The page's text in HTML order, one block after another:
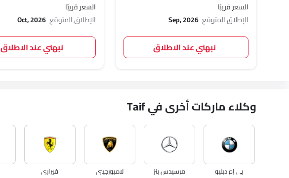
السعر قريبًا
الإطلاق المتوقع Sep, 2026
نبهني عند الاطلاق
السعر قريبًا
الإطلاق المتوقع Oct, 2026
نبهني عند الاطلاق
وكلاء ماركات أخرى في Taif
بي إم دبليو مرسيدس بنز لامبورجيني فيراري